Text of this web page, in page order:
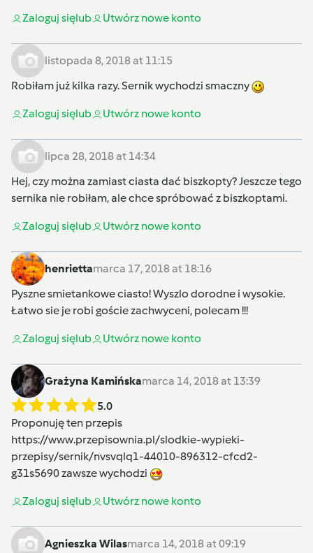
Zaloguj sięlub Utwórz nowe konto
listopada 8, 2018 at 11:15
Robiłam już kilka razy. Sernik wychodzi smaczny
Zaloguj sięlub Utwórz nowe konto
lipca 28, 2018 at 14:34
Hej, czy można zamiast ciasta dać biszkopty? Jeszcze tego
sernika nie robiłam, ale chce spróbować z biszkoptami.
Zaloguj sięlub Utwórz nowe konto
henriettamarca 17, 2018 at 18:16
Pyszne smietankowe ciasto! Wyszlo dorodne i wysokie.
Łatwo sie je robi goście zachwyceni, polecam !!!
Zaloguj sięlub Utwórz nowe konto
Grażyna Kamińskamarca 14, 2018 at 13:39
5.0
Proponuję ten przepis
https://www.przepisownia.pl/slodkie-wypieki-
przepisy/sernik/nvsvqlq1-44010-896312-cfcd2-
g31s5690zawsze wychodzi
Zaloguj sięlub Utwórz nowe konto
Agnieszka Wilasmarca 14, 2018 at 09:19